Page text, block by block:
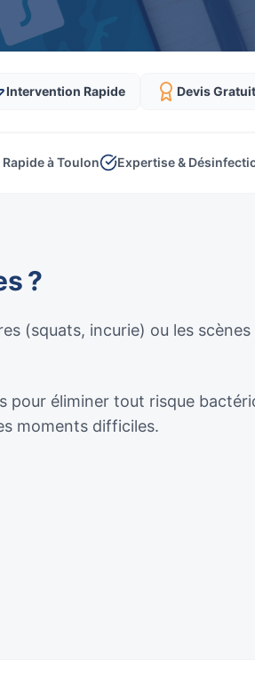
Intervention Rapide Devis Gratuit
à Toulon Expertise &
?
(squats, incurie) ou les
pour éliminer tout risque
moments difficiles.